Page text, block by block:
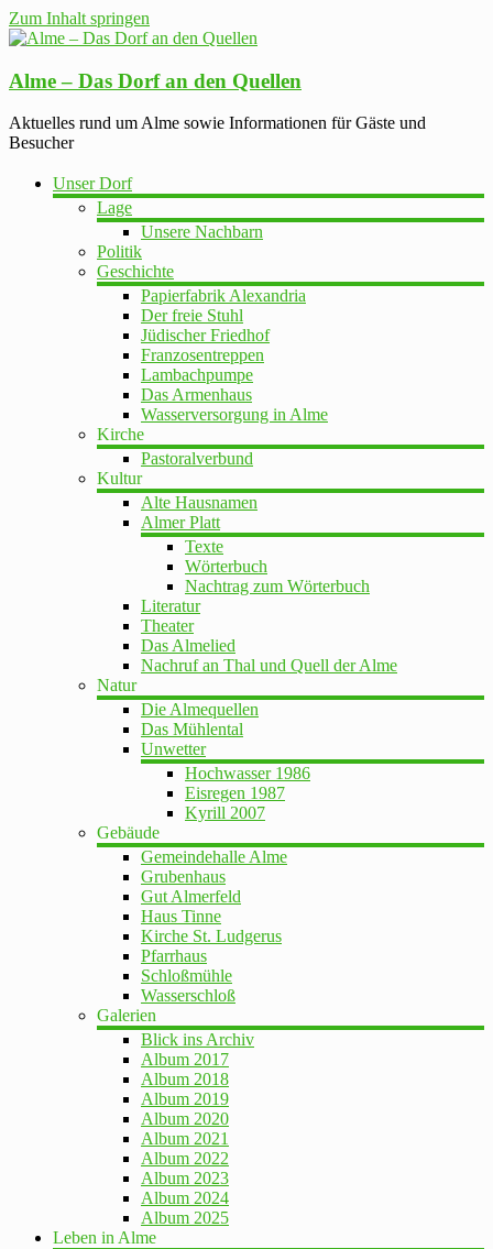
Zum Inhalt springen
Alme – Das Dorf an den Quellen
Aktuelles rund um Alme sowie Informationen für Gäste und
Besucher
Unser Dorf
Lage
Unsere Nachbarn
Politik
Geschichte
Papierfabrik Alexandria
Der freie Stuhl
Jüdischer Friedhof
Franzosentreppen
Lambachpumpe
Das Armenhaus
Wasserversorgung in Alme
Kirche
Pastoralverbund
Kultur
Alte Hausnamen
Almer Platt
Texte
Wörterbuch
Nachtrag zum Wörterbuch
Literatur
Theater
Das Almelied
Nachruf an Thal und Quell der Alme
Natur
Die Almequellen
Das Mühlental
Unwetter
Hochwasser 1986
Eisregen 1987
Kyrill 2007
Gebäude
Gemeindehalle Alme
Grubenhaus
Gut Almerfeld
Haus Tinne
Kirche St. Ludgerus
Pfarrhaus
Schloßmühle
Wasserschloß
Galerien
Blick ins Archiv
Album 2017
Album 2018
Album 2019
Album 2020
Album 2021
Album 2022
Album 2023
Album 2024
Album 2025
Leben in Alme